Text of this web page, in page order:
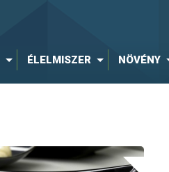
ÉLELMISZER NÖVÉNY